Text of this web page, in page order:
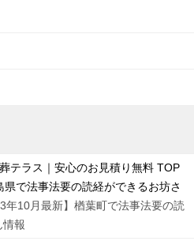
テラス｜安心のお見積り無料 TOP
県で法事法要の読経ができるお坊さ
年10月最新】楢葉町で法事法要の読
情報